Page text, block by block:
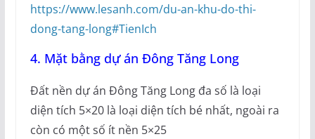
https://www.lesanh.com/du-an-khu-do-thi-
dong-tang-long#TienIch
4. Mặt bằng dự án Đông Tăng Long
Đất nền dự án Đông Tăng Long đa số là loại
diện tích 5×20 là loại diện tích bé nhất, ngoài ra
còn có một số ít nền 5×25